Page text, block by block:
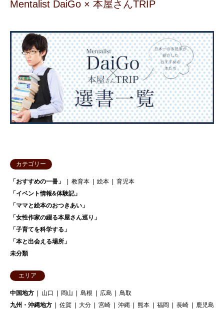
Mentalist DaiGo × 本屋さんTRIP
カテゴリー
「おすすめの一冊」 教育本 絵本
育児本
「イベント情報&体験記」
「ママと絵本のおつきあい」
「女性作家の綴る本屋さん巡り」
「子育てを科学する」
「本と出会える場所」
未分類
エリア
中国地方 山口 岡山 島根 広島
鳥取
九州・沖縄地方
佐賀 大分 宮崎 沖縄 熊本 福岡 長崎
鹿児島